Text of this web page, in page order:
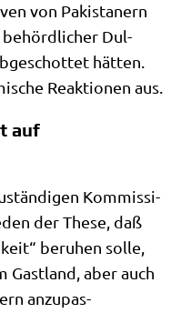
von Paki­sta­nern
behörd­li­cher Dul­
hät­ten.
Reak­tio­nen aus.
auf
Kom­mis­si­
der The­se, daß
beru­hen sol­le,
Gast­land, aber auch
anzu­pas­